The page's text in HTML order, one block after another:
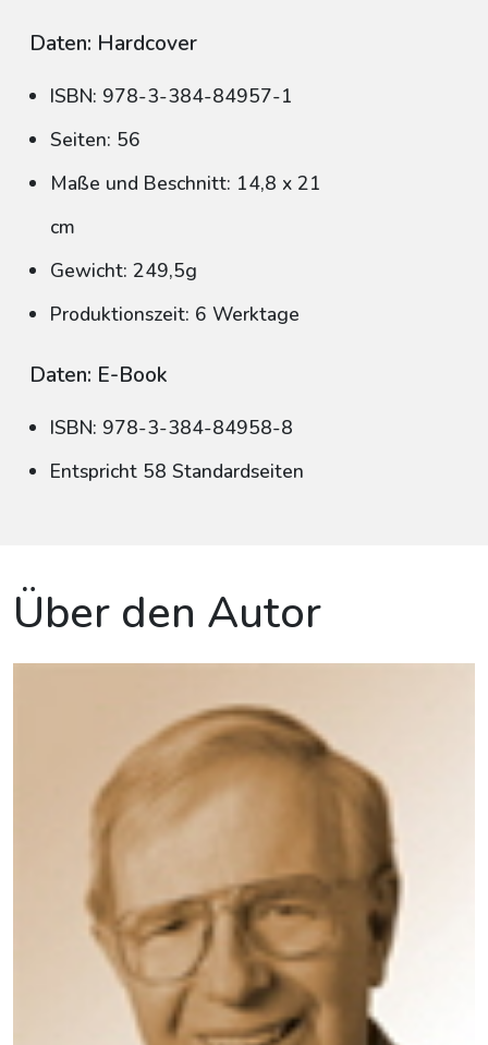
Daten: Hardcover
ISBN: 978-3-384-84957-1
Seiten: 56
Maße und Beschnitt: 14,8 x 21
cm
Gewicht: 249,5g
Produktionszeit: 6 Werktage
Daten: E-Book
ISBN: 978-3-384-84958-8
Entspricht 58 Standardseiten
Über den Autor